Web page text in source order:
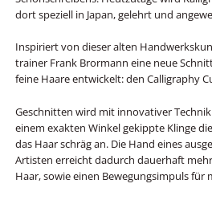
dort speziell in Japan, gelehrt und
Inspiriert von dieser alten
trainer Frank Brormann eine neue
feine Haare entwickelt: den Calligraphy
Geschnitten wird mit innovativer
einem exakten Winkel gekippte Klinge
das Haar schräg an. Die Hand eines
Artisten erreicht dadurch dauerhaft
Haar, sowie einen Bewegungsimpuls für